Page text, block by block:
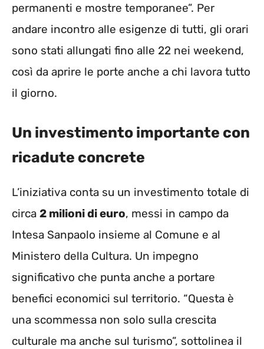
permanenti e mostre temporanee”. Per
andare incontro alle esigenze di tutti, gli orari
sono stati allungati fino alle 22 nei weekend,
così da aprire le porte anche a chi lavora tutto
il giorno.
Un investimento importante con
ricadute concrete
L’iniziativa conta su un investimento totale di
circa 2 milioni di euro, messi in campo da
Intesa Sanpaolo insieme al Comune e al
Ministero della Cultura. Un impegno
significativo che punta anche a portare
benefici economici sul territorio. “Questa è
una scommessa non solo sulla crescita
culturale ma anche sul turismo”, sottolinea il